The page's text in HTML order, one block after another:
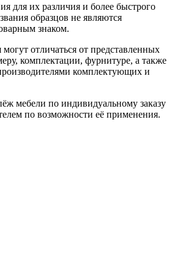
для их различия и более быстрого
образцов не являются
знаком.
отличаться от представленных
комплектации, фурнитуре, а также
комплектующих и
мебели по индивидуальному заказу
по возможности её применения.